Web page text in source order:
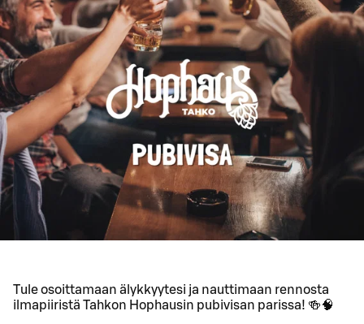
Tule osoittamaan älykkyytesi ja nauttimaan rennosta
ilmapiiristä Tahkon Hophausin pubivisan parissa! 🍻🧠